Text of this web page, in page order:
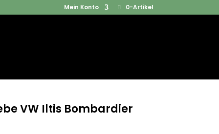
Mein Konto 0-Artikel
Products
VW Iltis Bombardier